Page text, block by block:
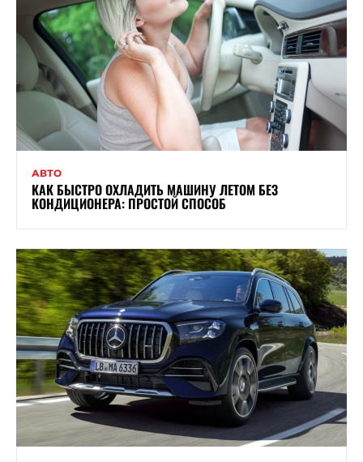
АВТО
КАК БЫСТРО ОХЛАДИТЬ МАШИНУ ЛЕТОМ БЕЗ
КОНДИЦИОНЕРА: ПРОСТОЙ СПОСОБ